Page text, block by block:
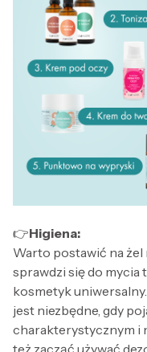
👉Higiena:
Warto postawić na żel
sprawdzi się do mycia
kosmetyk
jest niezbędne, gdy
charakterystycznym i